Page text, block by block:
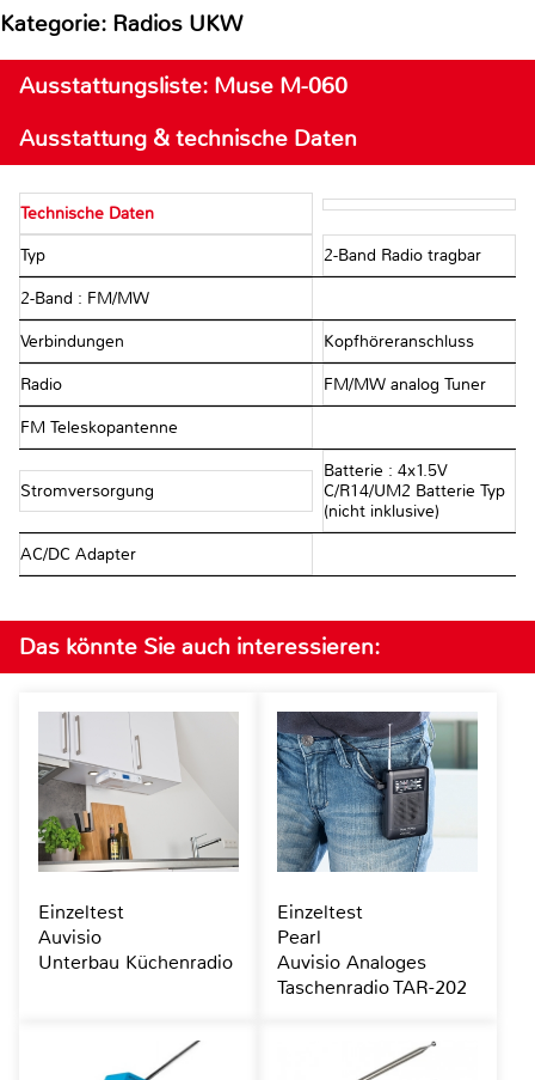
Kategorie: Radios UKW
Ausstattungsliste: Muse M-060
Ausstattung & technische Daten
Technische Daten
Typ 2-Band Radio tragbar
2-Band : FM/MW
Verbindungen Kopfhöreranschluss
Radio FM/MW analog Tuner
FM Teleskopantenne
Stromversorgung
Batterie : 4x1.5V
C/R14/UM2 Batterie Typ
(nicht inklusive)
AC/DC Adapter
Das könnte Sie auch interessieren:
Einzeltest
Auvisio
Unterbau Küchenradio
Einzeltest
Pearl
Auvisio Analoges
Taschenradio TAR-202